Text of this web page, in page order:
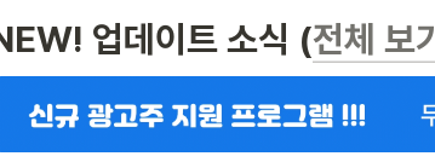
업데이트 소식 (전체 보기